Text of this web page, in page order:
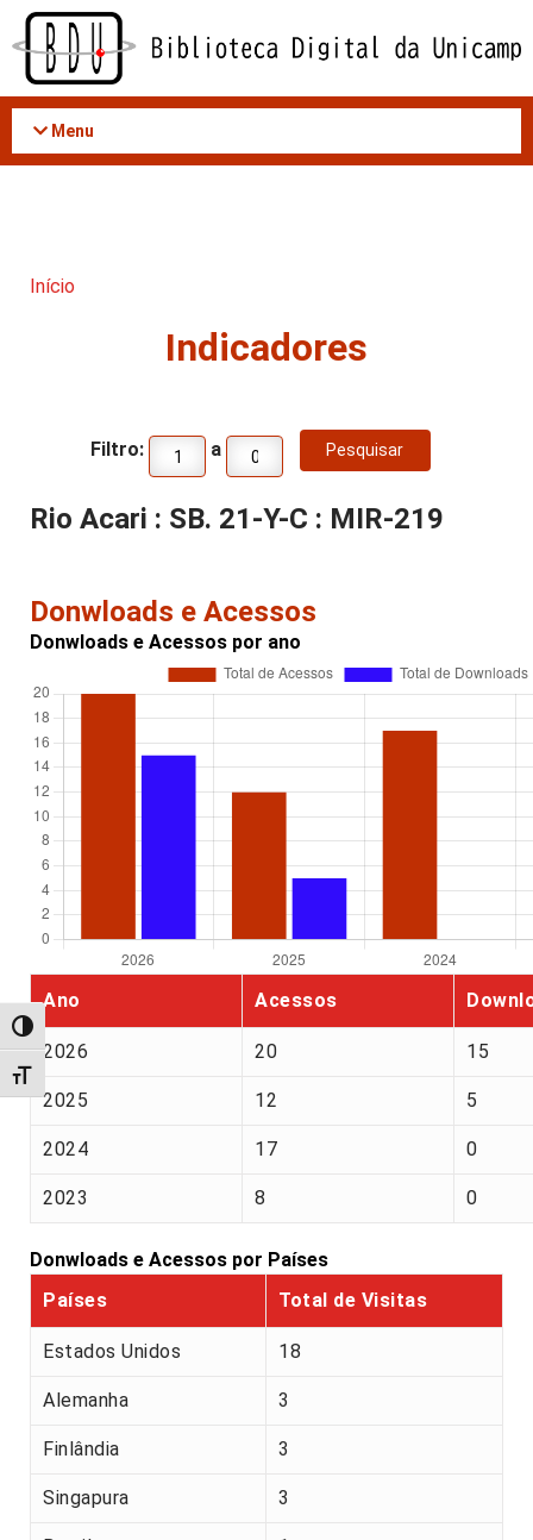
Acessar
conteúdo
Alternar alto contraste
Alternar tamanho da fonte
Menu
Início
Indicadores
Filtro: a
Rio Acari : SB. 21-Y-C : MIR-219
Donwloads e Acessos
Donwloads e Acessos por ano
Ano Acessos
2026 20 15
2025 12 5
2024 17 0
2023 8 0
Donwloads e Acessos por Países
Países
Total de Visitas
Estados Unidos 18
Alemanha 3
Finlândia 3
Singapura 3